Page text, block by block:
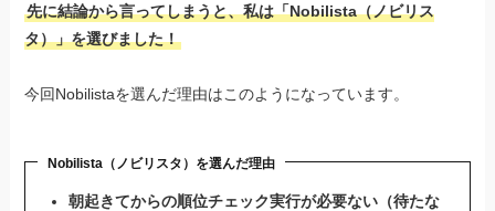
先に結論から言ってしまうと、私は「Nobilista（ノビリス
タ）」を選びました！
今回Nobilistaを選んだ理由はこのようになっています。
Nobilista（ノビリスタ）を選んだ理由
朝起きてからの順位チェック実行が必要ない（待たな